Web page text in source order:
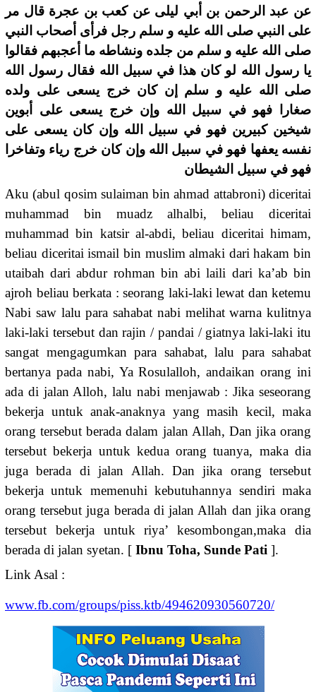
عن عبد الرحمن بن أبي ليلى عن كعب بن عجرة قال مر
على النبي صلى الله عليه و سلم رجل فرأى أصحاب النبي
صلى الله عليه و سلم من جلده ونشاطه ما أعجبهم فقالوا
يا رسول الله لو كان هذا في سبيل الله فقال رسول الله
صلى الله عليه و سلم إن كان خرج يسعى على ولده
صغارا فهو في سبيل الله وإن خرج يسعى على أبوين
شيخين كبيرين فهو في سبيل الله وإن كان يسعى على
نفسه يعفها فهو في سبيل الله وإن كان خرج رياء وتفاخرا
فهو في سبيل الشيطان
Aku (abul qosim sulaiman bin ahmad attabroni) diceritai
muhammad bin muadz alhalbi, beliau diceritai
muhammad bin katsir al-abdi, beliau diceritai himam,
beliau diceritai ismail bin muslim almaki dari hakam bin
utaibah dari abdur rohman bin abi laili dari ka’ab bin
ajroh beliau berkata : seorang laki-laki lewat dan ketemu
Nabi saw lalu para sahabat nabi melihat warna kulitnya
laki-laki tersebut dan rajin / pandai / giatnya laki-laki itu
sangat mengagumkan para sahabat, lalu para sahabat
bertanya pada nabi, Ya Rosulalloh, andaikan orang ini
ada di jalan Alloh, lalu nabi menjawab : Jika seseorang
bekerja untuk anak-anaknya yang masih kecil, maka
orang tersebut berada dalam jalan Allah, Dan jika orang
tersebut bekerja untuk kedua orang tuanya, maka dia
juga berada di jalan Allah. Dan jika orang tersebut
bekerja untuk memenuhi kebutuhannya sendiri maka
orang tersebut juga berada di jalan Allah dan jika orang
tersebut bekerja untuk riya’ kesombongan,maka dia
berada di jalan syetan. [ Ibnu Toha, Sunde Pati ].
Link Asal :
www.fb.com/groups/piss.ktb/494620930560720/